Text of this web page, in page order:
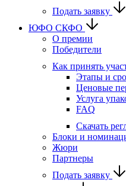
Подать заявку
ЮФО СКФО
О премии
Победители
Как принять
Этапы и
Ценовые
Услуга
FAQ
Скачать
Блоки и
Жюри
Партнеры
Подать заявку